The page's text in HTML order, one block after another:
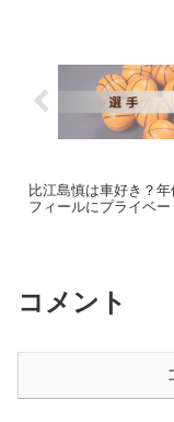
比江島慎は車好き？
フィールにプライベー
コメント